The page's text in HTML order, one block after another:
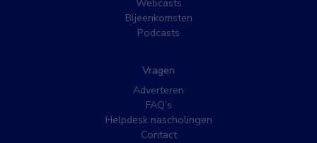
Webcasts
Bijeenkomsten
Podcasts
Vragen
Adverteren
FAQ’s
Helpdesk nascholingen
Contact